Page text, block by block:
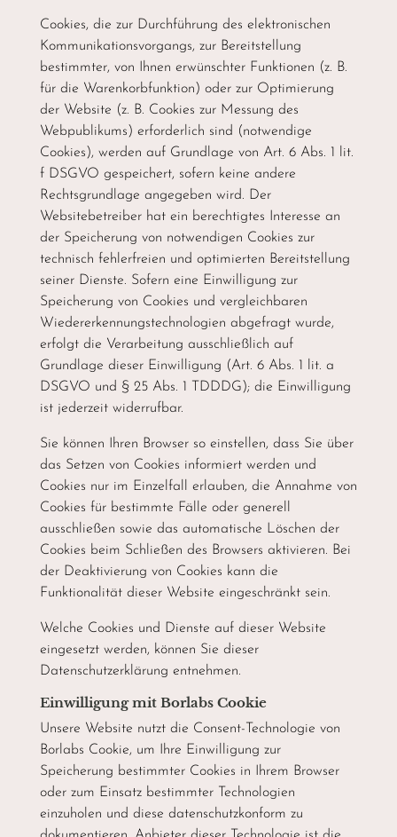
Cookies, die zur Durchführung des elektronischen
Kommunikationsvorgangs, zur Bereitstellung
bestimmter, von Ihnen erwünschter Funktionen (z. B.
für die Warenkorbfunktion) oder zur Optimierung
der Website (z. B. Cookies zur Messung des
Webpublikums) erforderlich sind (notwendige
Cookies), werden auf Grundlage von Art. 6 Abs. 1 lit.
f DSGVO gespeichert, sofern keine andere
Rechtsgrundlage angegeben wird. Der
Websitebetreiber hat ein berechtigtes Interesse an
der Speicherung von notwendigen Cookies zur
technisch fehlerfreien und optimierten Bereitstellung
seiner Dienste. Sofern eine Einwilligung zur
Speicherung von Cookies und vergleichbaren
Wiedererkennungstechnologien abgefragt wurde,
erfolgt die Verarbeitung ausschließlich auf
Grundlage dieser Einwilligung (Art. 6 Abs. 1 lit. a
DSGVO und § 25 Abs. 1 TDDDG); die Einwilligung
ist jederzeit widerrufbar.
Sie können Ihren Browser so einstellen, dass Sie über
das Setzen von Cookies informiert werden und
Cookies nur im Einzelfall erlauben, die Annahme von
Cookies für bestimmte Fälle oder generell
ausschließen sowie das automatische Löschen der
Cookies beim Schließen des Browsers aktivieren. Bei
der Deaktivierung von Cookies kann die
Funktionalität dieser Website eingeschränkt sein.
Welche Cookies und Dienste auf dieser Website
eingesetzt werden, können Sie dieser
Datenschutzerklärung entnehmen.
Einwilligung mit Borlabs Cookie
Unsere Website nutzt die Consent-Technologie von
Borlabs Cookie, um Ihre Einwilligung zur
Speicherung bestimmter Cookies in Ihrem Browser
oder zum Einsatz bestimmter Technologien
einzuholen und diese datenschutzkonform zu